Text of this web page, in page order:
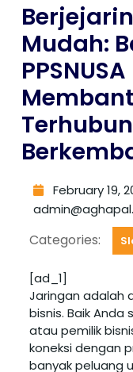
Mudah:
February 19,
Categories:
[ad_1]
Jaringan adalah
bisnis. Baik
atau pemilik
koneksi dengan
banyak peluang